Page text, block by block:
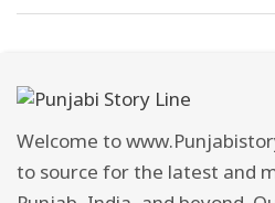
Welcome to
to source for the latest and